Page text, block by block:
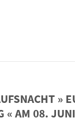
»
« AM 08.